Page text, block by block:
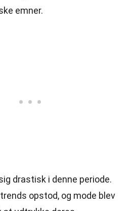
emner.
drastisk i denne periode.
opstod, og mode blev